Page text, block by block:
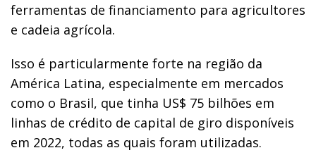
ferramentas de financiamento para agricultores
e cadeia agrícola.
Isso é particularmente forte na região da
América Latina, especialmente em mercados
como o Brasil, que tinha US$ 75 bilhões em
linhas de crédito de capital de giro disponíveis
em 2022, todas as quais foram utilizadas.